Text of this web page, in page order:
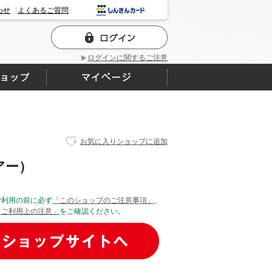
ログインに関するご注意
せ よくあるご質問
お気に入りショップに追加
）
用の前に必ず 「このショップのご注意事項」 、
利用上の注意」 をご確認ください。